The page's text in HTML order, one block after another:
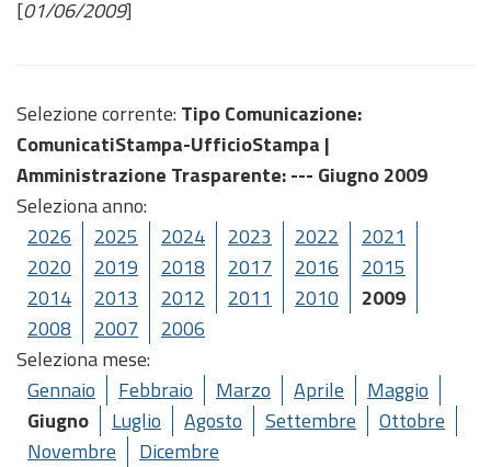
[01/06/2009]
Selezione corrente: Tipo Comunicazione:
ComunicatiStampa-UfficioStampa |
Amministrazione Trasparente: --- Giugno 2009
Seleziona anno:
2026
2025 2024 2023 2022
2021
2020
2019 2018 2017 2016
2015
2014
2013 2012 2011 2010
2009
2008
2007
2006
Seleziona mese:
Gennaio
Febbraio Marzo Aprile
Maggio
Giugno
Luglio Agosto Settembre
Ottobre
Novembre
Dicembre